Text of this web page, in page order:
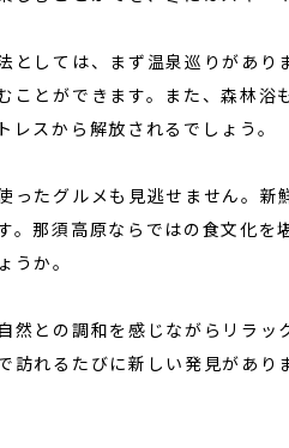
としては、まず温泉巡りがあり
ことができます。また、森林
レスから解放されるでしょう。
ったグルメも見逃せません。
。那須高原ならではの食文化
うか。
然との調和を感じながらリラ
訪れるたびに新しい発見があ